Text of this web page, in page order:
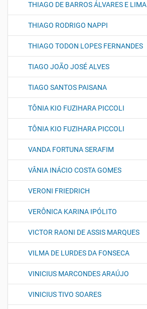
THIAGO DE BARROS ÁLVARES E LIMA
THIAGO RODRIGO NAPPI
THIAGO TODON LOPES FERNANDES
TIAGO JOÃO JOSÉ ALVES
TIAGO SANTOS PAISANA
TÔNIA KIO FUZIHARA PICCOLI
TÔNIA KIO FUZIHARA PICCOLI
VANDA FORTUNA SERAFIM
VÂNIA INÁCIO COSTA GOMES
VERONI FRIEDRICH
VERÔNICA KARINA IPÓLITO
VICTOR RAONI DE ASSIS MARQUES
VILMA DE LURDES DA FONSECA
VINICIUS MARCONDES ARAÚJO
VINICIUS TIVO SOARES